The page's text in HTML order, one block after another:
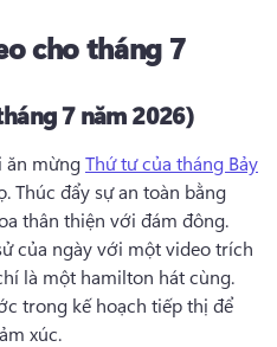
cho tháng 7
7 năm 2026)
ăn mừng Thứ tư của tháng Bảy
Thúc đẩy sự an toàn bằng
của ngày với một video trích
trong kế hoạch tiếp thị để
xúc.